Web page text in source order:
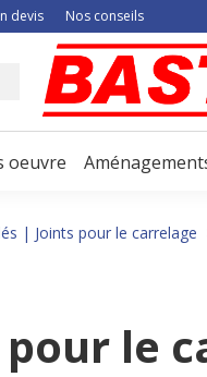
devis Nos conseils
oeuvre
| Joints pour le carrelage
pour le